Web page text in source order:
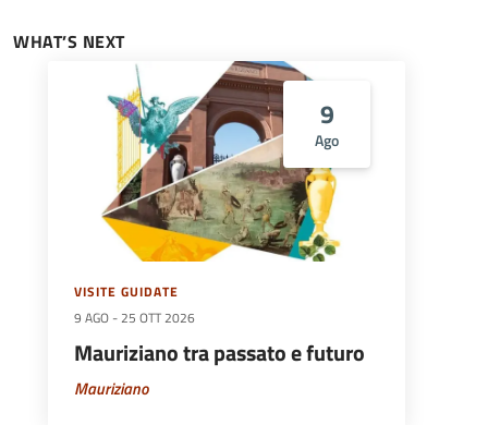
WHAT’S NEXT
9
Ago
VISITE GUIDATE
9 AGO -25 OTT 2026
Mauriziano tra passato e futuro
Mauriziano